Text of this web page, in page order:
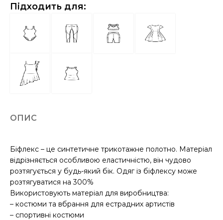
Підходить для:
ОПИС
Біфлекс – це синтетичне трикотажне полотно. Матеріал
відрізняється особливою еластичністю, він чудово
розтягується у будь-який бік. Одяг із біфлексу може
розтягуватися на 300%
Використовують матеріал для виробництва:
– костюми та вбрання для естрадних артистів
– спортивні костюми